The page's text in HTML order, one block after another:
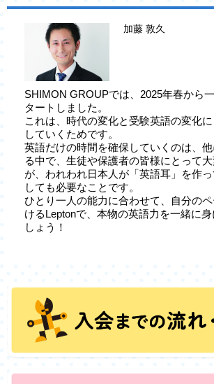
加藤 敦久
SHIMON GROUPでは、2025年春から
タートしました。
これは、時代の変化と受験英語の変化
していくためです。
英語だけの時間を確保していくのは、
る中で、生徒や保護者の皆様にとって
が、われわれ日本人が「英語耳」を作
しても必要なことです。
ひとり一人の能力に合わせて、自分の
けるLeptonで、本物の英語力を一緒に
しょう！